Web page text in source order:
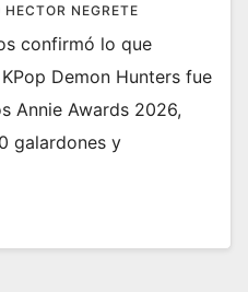
HECTOR NEGRETE
confirmó lo que
Demon Hunters fue
Annie Awards 2026,
galardones y